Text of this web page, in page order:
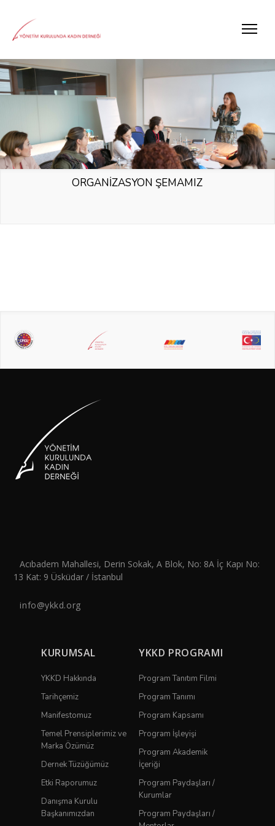
ORGANİZASYON ŞEMAMIZ
Acıbadem Mahallesi, Derin Sokak, A Blok, No: 8A İç Kapı No:
13 Kat: 9 Üsküdar / İstanbul
info@ykkd.org
KURUMSAL
YKKD Hakkında
Tarihçemiz
Manifestomuz
Temel Prensiplerimiz ve
Marka Özümüz
Dernek Tüzüğümüz
Etki Raporumuz
Danışma Kurulu
Başkanımızdan
YKKD PROGRAMI
Program Tanıtım Filmi
Program Tanımı
Program Kapsamı
Program İşleyişi
Program Akademik
İçeriği
Program Paydaşları /
Kurumlar
Program Paydaşları /